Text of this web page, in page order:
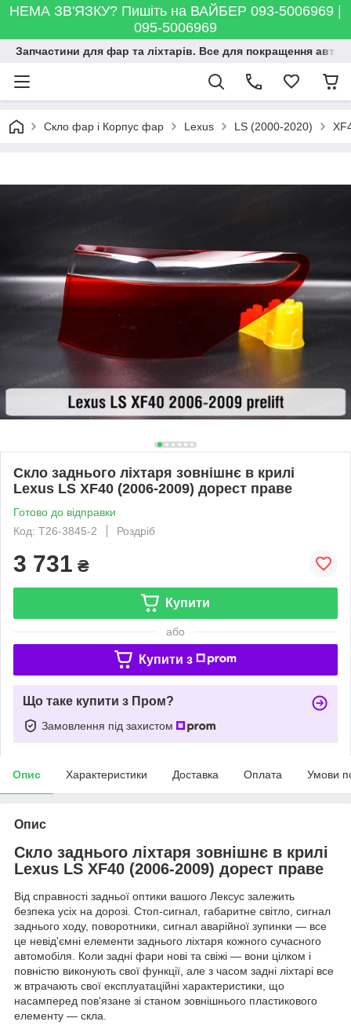
НЕМА ЗВ'ЯЗКУ? Пишіть на ВАЙБЕР 093-5006969 |
095-5006969
Запчастини для фар та ліхтарів. Все для покращення
Скло фар і Корпус фар Lexus LS (2000-2020)
Скло заднього ліхтаря зовнішнє в крилі
Lexus LS XF40 (2006-2009) дорест праве
Готово до відправки
Код: T26-3845-2
Роздріб
3 731 ₴
Купити
або
Купити з
Що таке купити з Пром?
Замовлення під захистом
Опис Характеристики Доставка Оплата Умови
Опис
Скло заднього ліхтаря зовнішнє в крилі
Lexus LS XF40 (2006-2009) дорест праве
Від справності задньої оптики вашого Лексус залежить
безпека усіх на дорозі. Стоп-сигнал, габаритне світло, сигнал
заднього ходу, поворотники, сигнал аварійної зупинки — все
це невід'ємні елементи заднього ліхтаря кожного сучасного
автомобіля. Коли задні фари нові та свіжі — вони цілком і
повністю виконують свої функції, але з часом задні ліхтарі все
ж втрачають свої експлуатаційні характеристики, що
насамперед пов'язане зі станом зовнішнього пластикового
елементу — скла.